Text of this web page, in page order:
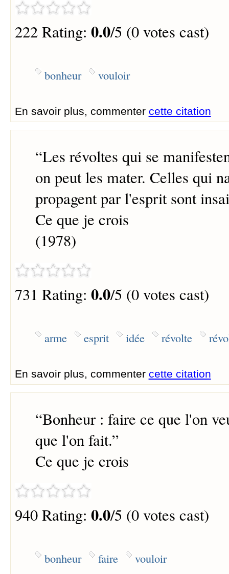
222 Rating: 0.0/5 (0 votes cast)
bonheur vouloir
En savoir plus, commenter cette citation
“Les révoltes qui se
on peut les mater. Celles qui
propagent par l'esprit sont
Ce que je crois
(1978)
731 Rating: 0.0/5 (0 votes cast)
arme esprit idée révolte
En savoir plus, commenter cette citation
“Bonheur : faire ce que l'on
que l'on fait.”
Ce que je crois
940 Rating: 0.0/5 (0 votes cast)
bonheur faire vouloir